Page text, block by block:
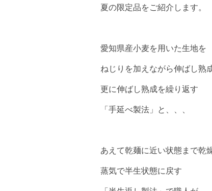
夏の限定品をご紹介します。
愛知県産小麦を用いた生地を
ねじりを加えながら伸ばし熟成
更に伸ばし熟成を繰り返す
「手延べ製法」と、、、
あえて乾麺に近い状態まで乾
蒸気で半生状態に戻す